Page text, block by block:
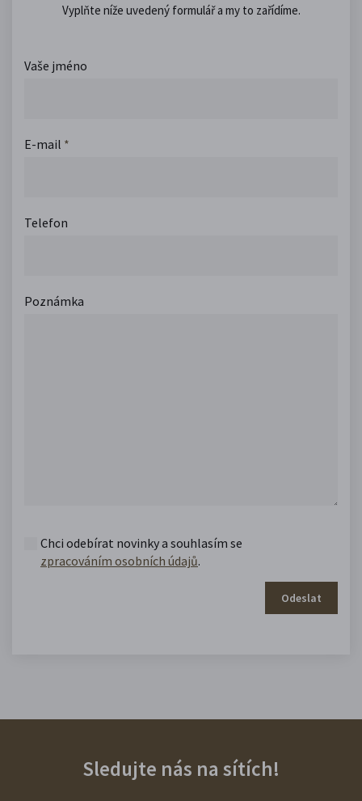
Vyplňte níže uvedený formulář a my to zařídíme.
Vaše jméno
E-mail *
Telefon
Poznámka
Chci odebírat novinky a souhlasím se
zpracováním osobních údajů.
Odeslat
Sledujte nás na sítích!